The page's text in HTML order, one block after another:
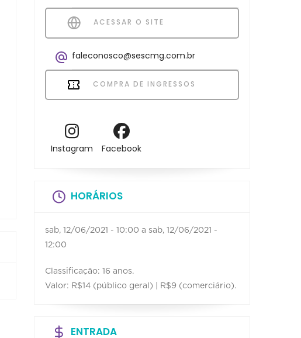
ACESSAR O SITE
faleconosco@sescmg.com.br
COMPRA DE INGRESSOS
Instagram Facebook
HORÁRIOS
sab, 12/06/2021 - 10:00 a sab, 12/06/2021 -
12:00
Classificação: 16 anos.
Valor: R$14 (público geral) | R$9 (comerciário).
ENTRADA